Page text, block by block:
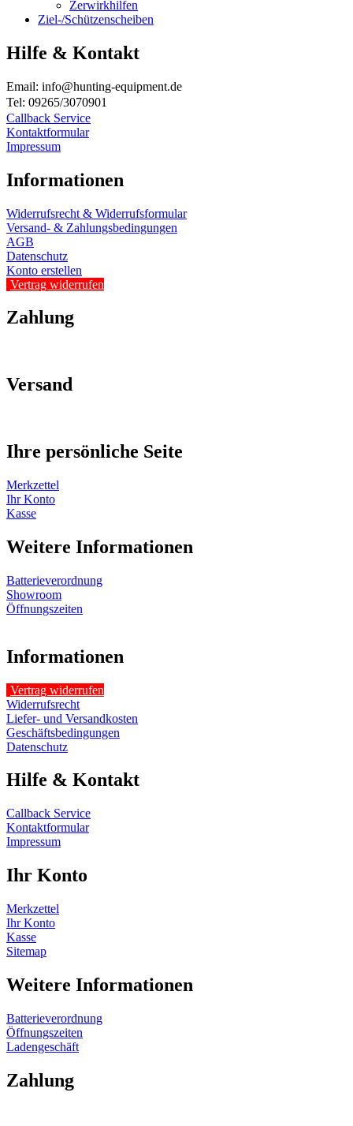
Zerwirkhilfen
Ziel-/Schützenscheiben
Hilfe & Kontakt
Email: info@hunting-equipment.de
Tel: 09265/3070901
Callback Service
Kontaktformular
Impressum
Informationen
Widerrufsrecht & Widerrufsformular
Versand- & Zahlungsbedingungen
AGB
Datenschutz
Konto erstellen
Vertrag widerrufen
Zahlung
Versand
Ihre persönliche Seite
Merkzettel
Ihr Konto
Kasse
Weitere Informationen
Batterieverordnung
Showroom
Öffnungszeiten
Informationen
Vertrag widerrufen
Widerrufsrecht
Liefer- und Versandkosten
Geschäftsbedingungen
Datenschutz
Hilfe & Kontakt
Callback Service
Kontaktformular
Impressum
Ihr Konto
Merkzettel
Ihr Konto
Kasse
Sitemap
Weitere Informationen
Batterieverordnung
Öffnungszeiten
Ladengeschäft
Zahlung